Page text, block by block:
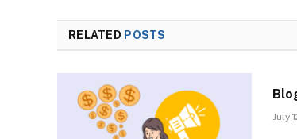
RELATED POSTS
July